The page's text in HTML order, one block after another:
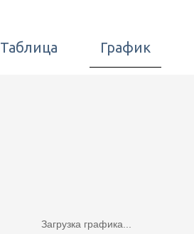
Таблица График
Загрузка графика...